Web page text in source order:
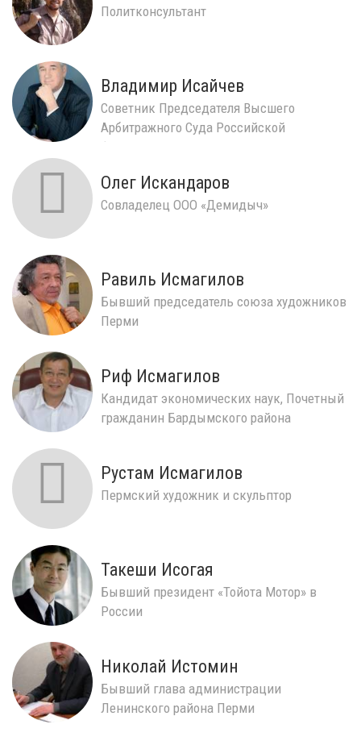
Политконсультант
Владимир Исайчев
Советник Председателя Высшего
Арбитражного Суда Российской
Федерации
Олег Искандаров
Совладелец ООО «Демидыч»
Равиль Исмагилов
Бывший председатель союза художников
Перми
Риф Исмагилов
Кандидат экономических наук, Почетный
гражданин Бардымского района
Рустам Исмагилов
Пермский художник и скульптор
Такеши Исогая
Бывший ​президент «Тойота Мотор» в
России
Николай Истомин
Бывший глава администрации
Ленинского района Перми